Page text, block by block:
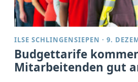
ILSE SCHLINGENSIEPEN ·9.
Budgettarife
Mitarbeitenden gut